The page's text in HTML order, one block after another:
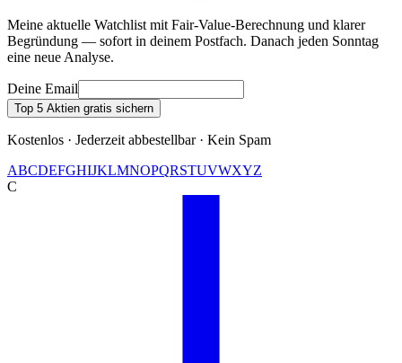
Meine aktuelle Watchlist mit Fair-Value-Berechnung und klarer
Begründung — sofort in deinem Postfach. Danach jeden Sonntag
eine neue Analyse.
Deine Email
Top 5 Aktien gratis sichern
Kostenlos · Jederzeit abbestellbar · Kein Spam
ABCDEFGHIJKLMNOPQRSTUVWXYZ
C